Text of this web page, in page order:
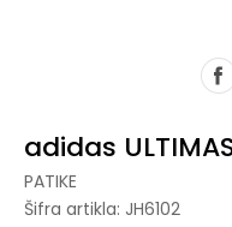
adidas
PATIKE
Šifra artikla: JH6102